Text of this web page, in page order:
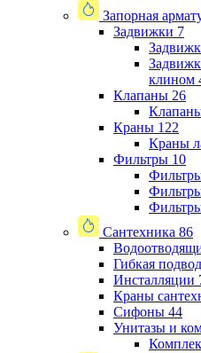
Запорная
Задвижки 7
клином
Клапаны 26
Краны 122
Краны
Фильтры 10
Сантехника 86
Гибкая
Инсталляции
Краны
Сифоны 44
Унитазы и